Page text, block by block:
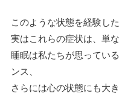
このような状態を経験し
実はこれらの症状は、単
睡眠は私たちが思ってい
ンス、
さらには心の状態にも大